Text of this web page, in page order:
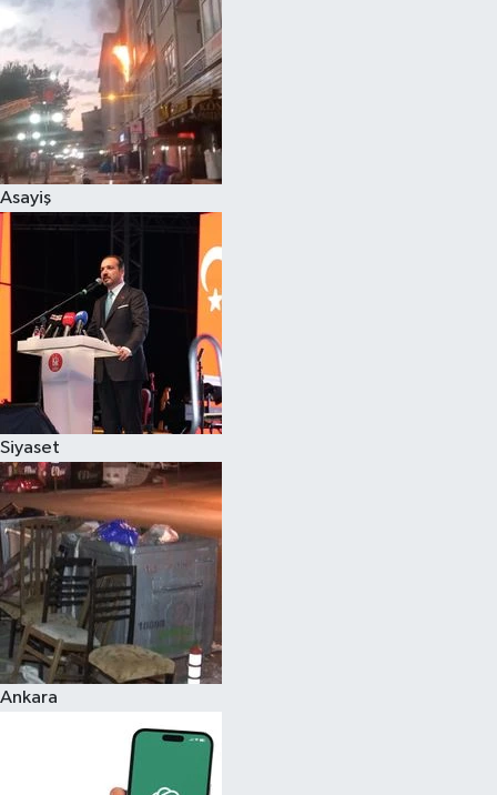
Asayiş
Siyaset
Ankara
Televizyon
Yaşam-Çevre